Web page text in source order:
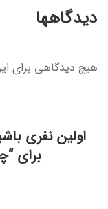
دیدگاهها
هیچ دیدگاهی برای
اولین نفری
برای